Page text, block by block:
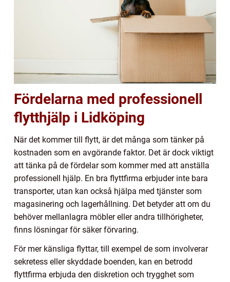
Fördelarna med professionell
flytthjälp i Lidköping
När det kommer till flytt, är det många som tänker på
kostnaden som en avgörande faktor. Det är dock viktigt
att tänka på de fördelar som kommer med att anställa
professionell hjälp. En bra flyttfirma erbjuder inte bara
transporter, utan kan också hjälpa med tjänster som
magasinering och lagerhållning. Det betyder att om du
behöver mellanlagra möbler eller andra tillhörigheter,
finns lösningar för säker förvaring.
För mer känsliga flyttar, till exempel de som involverar
sekretess eller skyddade boenden, kan en betrodd
flyttfirma erbjuda den diskretion och trygghet som